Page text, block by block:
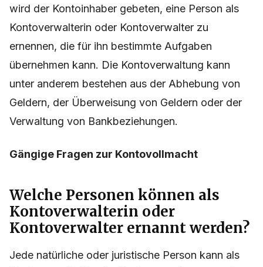
wird der Kontoinhaber gebeten, eine Person als
Kontoverwalterin oder Kontoverwalter zu
ernennen, die für ihn bestimmte Aufgaben
übernehmen kann. Die Kontoverwaltung kann
unter anderem bestehen aus der Abhebung von
Geldern, der Überweisung von Geldern oder der
Verwaltung von Bankbeziehungen.
Gängige Fragen zur Kontovollmacht
Welche Personen können als
Kontoverwalterin oder
Kontoverwalter ernannt werden?
Jede natürliche oder juristische Person kann als